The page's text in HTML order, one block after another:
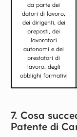
da parte dei
datori di lavoro,
dei dirigenti, dei
preposti, dei
lavoratori
autonomi e dei
prestatori di
lavoro, degli
obblighi formativi
7. Cosa
Patente di